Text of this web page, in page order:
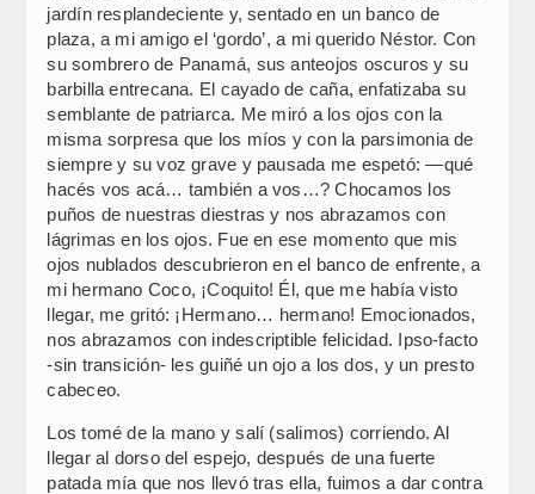
jardín resplandeciente y, sentado en un banco de
plaza, a mi amigo el ‘gordo’, a mi querido Néstor. Con
su sombrero de Panamá, sus anteojos oscuros y su
barbilla entrecana. El cayado de caña, enfatizaba su
semblante de patriarca. Me miró a los ojos con la
misma sorpresa que los míos y con la parsimonia de
siempre y su voz grave y pausada me espetó: —qué
hacés vos acá… también a vos…? Chocamos los
puños de nuestras diestras y nos abrazamos con
lágrimas en los ojos. Fue en ese momento que mis
ojos nublados descubrieron en el banco de enfrente, a
mi hermano Coco, ¡Coquito! Él, que me había visto
llegar, me gritó: ¡Hermano… hermano! Emocionados,
nos abrazamos con indescriptible felicidad. Ipso-facto
-sin transición- les guiñé un ojo a los dos, y un presto
cabeceo.
Los tomé de la mano y salí (salimos) corriendo. Al
llegar al dorso del espejo, después de una fuerte
patada mía que nos llevó tras ella, fuimos a dar contra